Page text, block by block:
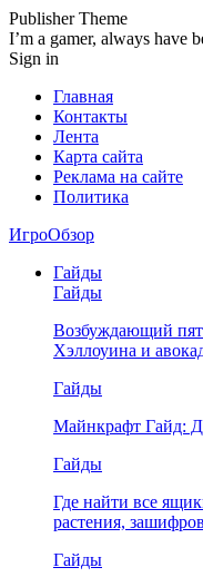
Publisher Theme
I’m a gamer, always have
Sign in
Главная
Контакты
Лента
Карта сайта
Реклама на сайте
Политика
ИгроОбзор
Гайды
Гайды
Возбуждающий
Хэллоуина и
Гайды
Майнкрафт Гайд:
Гайды
Где найти все
растения,
Гайды